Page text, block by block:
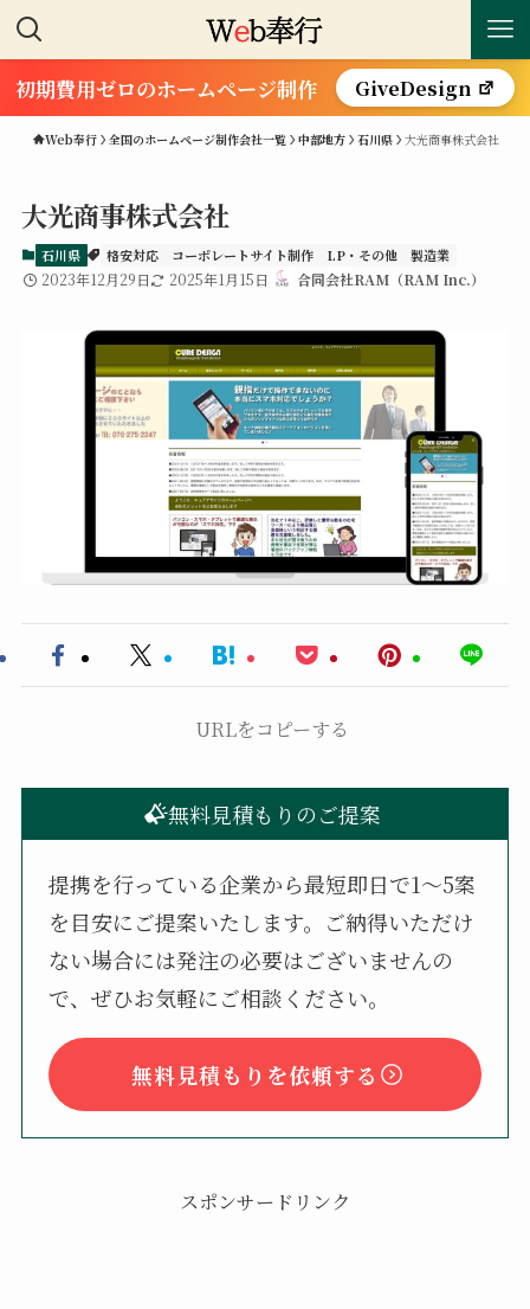
初期費用ゼロのホームページ制作 GiveDesign
Web奉行 全国のホームページ制作会社一覧 中部地方 石川県 大光商事株式会社
大光商事株式会社
石川県 格安対応 コーポレートサイト制作 LP・その他 製造業
2023年12月29日 2025年1月15日 合同会社RAM（RAM Inc.）
URLをコピーする
無料見積もりのご提案
提携を行っている企業から最短即日で1〜5案
を目安にご提案いたします。ご納得いただけ
ない場合には発注の必要はございませんの
で、ぜひお気軽にご相談ください。
無料見積もりを依頼する
スポンサードリンク